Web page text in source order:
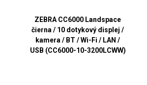
ZEBRA CC6000 Landspace
čierna / 10 dotykový displej /
kamera / BT / Wi-Fi / LAN /
USB (CC6000-10-3200LCWW)